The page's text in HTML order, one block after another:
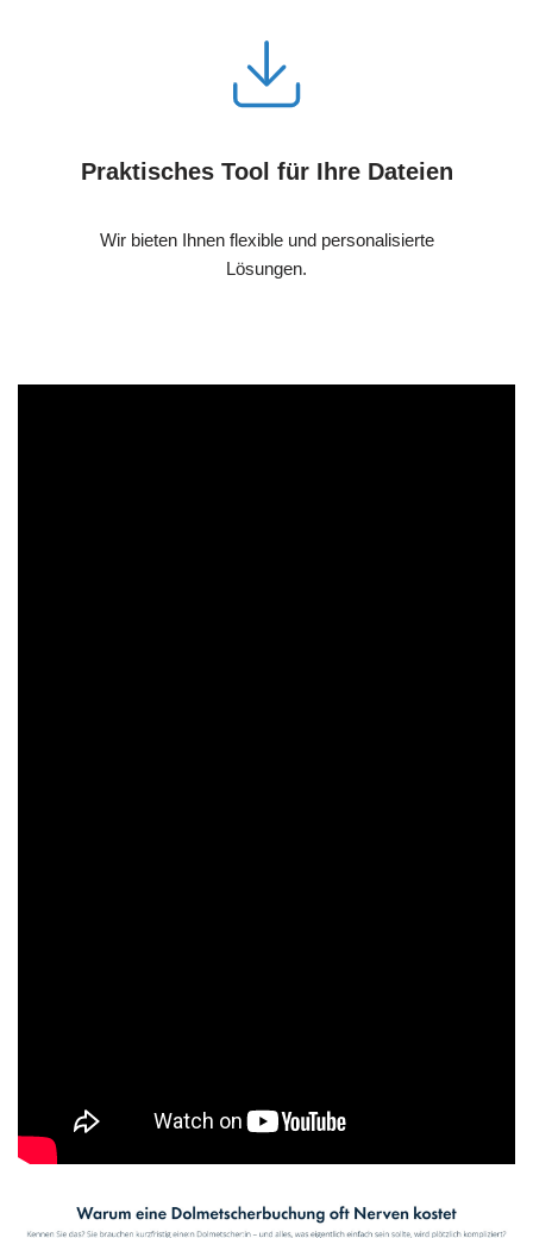
Praktisches Tool für Ihre Dateien
Wir bieten Ihnen flexible und personalisierte
Lösungen.